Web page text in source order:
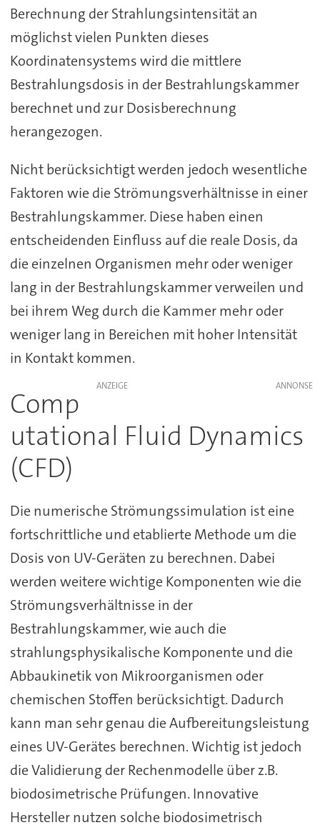
Berechnung der Strahlungsintensität an
möglichst vielen Punkten dieses
Koordinatensystems wird die mittlere
Bestrahlungsdosis in der Bestrahlungskammer
berechnet und zur Dosisberechnung
herangezogen.
Nicht berücksichtigt werden jedoch wesentliche
Faktoren wie die Strömungsverhältnisse in einer
Bestrahlungskammer. Diese haben einen
entscheidenden Einfluss auf die reale Dosis, da
die einzelnen Organismen mehr oder weniger
lang in der Bestrahlungskammer verweilen und
bei ihrem Weg durch die Kammer mehr oder
weniger lang in Bereichen mit hoher Intensität
in Kontakt kommen.
ANZEIGE
Comp
utational Fluid Dynamics
(CFD)
Die numerische Strömungssimulation ist eine
fortschrittliche und etablierte Methode um die
Dosis von UV-Geräten zu berechnen. Dabei
werden weitere wichtige Komponenten wie die
Strömungsverhältnisse in der
Bestrahlungskammer, wie auch die
strahlungsphysikalische Komponente und die
Abbaukinetik von Mikroorganismen oder
chemischen Stoffen berücksichtigt. Dadurch
kann man sehr genau die Aufbereitungsleistung
eines UV-Gerätes berechnen. Wichtig ist jedoch
die Validierung der Rechenmodelle über z.B.
biodosimetrische Prüfungen. Innovative
Hersteller nutzen solche biodosimetrisch